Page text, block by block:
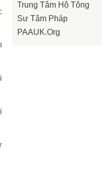
Trung Tâm Hộ Tông
Sư Tâm Pháp
PAAUK.org